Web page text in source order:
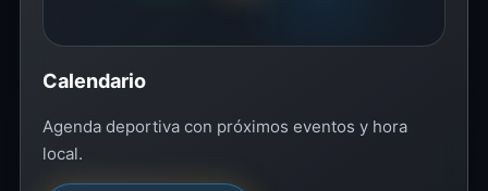
Calendario
Agenda deportiva con próximos eventos y hora
local.